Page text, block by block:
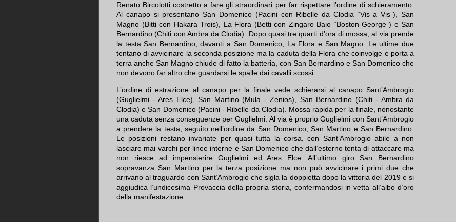
Renato Bircolotti costretto a fare gli straordinari per far rispettare l’ordine di schieramento.
Al canapo si presentano San Domenico (Pacini con Ribelle da Clodia “Vis a Vis”), San
Magno (Bitti con Hakara Trois), La Flora (Betti con Zingaro Baio “Boston George”) e San
Bernardino (Chiti con Ambra da Clodia). Dopo quasi tre quarti d’ora di mossa, al via prende
la testa San Bernardino, davanti a San Domenico, La Flora e San Magno. Le ultime due
tentano di avvicinare la seconda posizione ma la caduta della Flora che coinvolge e porta a
terra anche San Magno chiude di fatto la batteria, con San Bernardino e San Domenico che
non devono far altro che guardarsi le spalle dai cavalli scossi.
L’ordine di estrazione al canapo per la finale vede schierarsi al canapo Sant’Ambrogio
(Guglielmi - Ares Elce), San Martino (Mula - Zenios), San Bernardino (Chiti - Ambra da
Clodia) e San Domenico (Pacini - Ribelle da Clodia). Mossa rapida per la finale, nonostante
una caduta senza conseguenze per Guglielmi. Al via è proprio Guglielmi con Sant’Ambrogio
a prendere la testa, seguito nell’ordine da San Domenico, San Martino e San Bernardino.
Le posizioni restano invariate per quasi tutta la corsa, con Sant’Ambrogio abile a non
lasciare mai varchi per linee interne e San Domenico che dall’esterno tenta di attaccare ma
non riesce ad impensierire Guglielmi ed Ares Elce. All’ultimo giro San Bernardino
sopravanza San Martino per la terza posizione ma non può avvicinare i primi due che
arrivano al traguardo con Sant’Ambrogio che sigla la doppietta dopo la vittoria del 2019 e si
aggiudica l’undicesima Provaccia della propria storia, confermandosi in vetta all’albo d’oro
della manifestazione.